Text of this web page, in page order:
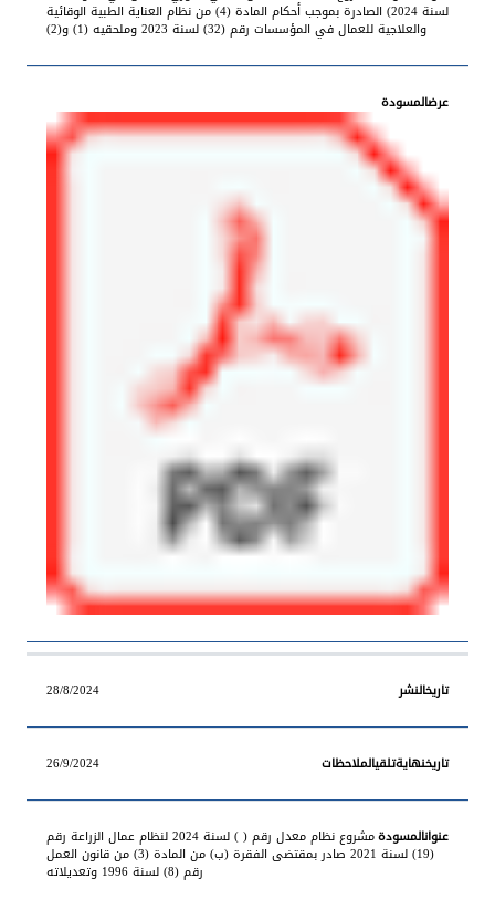
لسنة 2024) الصادرة بموجب أحكام المادة (4) من نظام العناية الطبية الوقائية
والعلاجية للعمال في المؤسسات رقم (32) لسنة 2023 وملحقيه (1) و(2)
28/8/2024
26/9/2024
مشروع نظام معدل رقم ( ) لسنة 2024 لنظام عمال الزراعة رقم
(19) لسنة 2021 صادر بمقتضى الفقرة (ب) من المادة (3) من قانون العمل
رقم (8) لسنة 1996 وتعديلاته